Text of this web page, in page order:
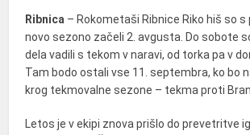
Ribnica – Rokometaši Ribnice Riko hiš so s
novo sezono začeli 2. avgusta. Do sobote
dela vadili s tekom v naravi, od torka pa v
Tam bodo ostali vse 11. septembra, ko bo
krog tekmovalne sezone – tekma proti
Letos je v ekipi znova prišlo do prevetritve